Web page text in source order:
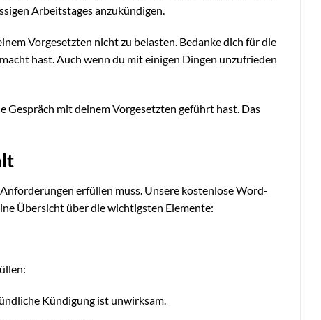
Arbeitstages anzukündigen.
Vorgesetzten nicht zu belasten. Bedanke dich für die
hast. Auch wenn du mit einigen Dingen unzufrieden
Gespräch mit deinem Vorgesetzten geführt hast. Das
erfüllen muss. Unsere kostenlose Word-
Übersicht über die wichtigsten Elemente:
Kündigung ist unwirksam.